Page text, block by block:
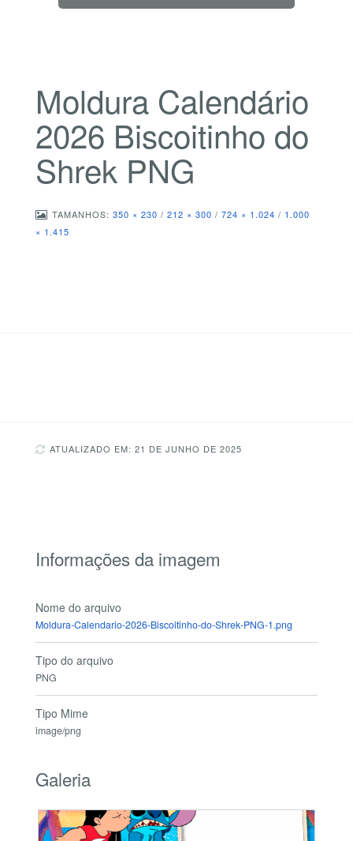
Moldura Calendário
2026 Biscoitinho do
Shrek PNG
TAMANHOS: 350 × 230 / 212 × 300 / 724 × 1.024 / 1.000
× 1.415
ATUALIZADO EM: 21 DE JUNHO DE 2025
Informações da imagem
Nome do arquivo
Moldura-Calendario-2026-Biscoitinho-do-Shrek-PNG-1.png
Tipo do arquivo
PNG
Tipo Mime
image/png
Galeria